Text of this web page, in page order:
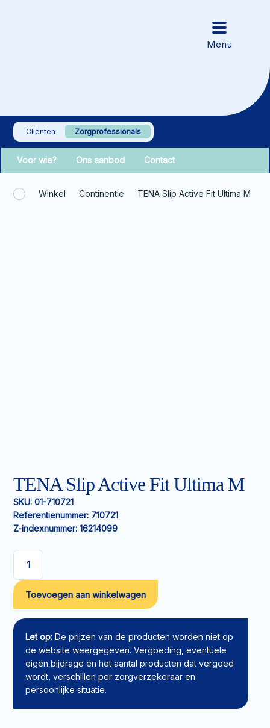
Cliënten Zorgprofessionals
Voor wie? Ons aanbod Contact
Winkel Continentie TENA Slip Active Fit Ultima M
TENA Slip Active Fit Ultima M
SKU: 01-710721
Referentienummer: 710721
Z-indexnummer: 16214099
TENA
Slip
Active
Fit
Ultima
aantal
Toevoegen aan winkelwagen
Let op: De prijzen van de producten worden niet op
de website weergegeven. Vergoeding, eventuele
eigen bijdrage en het aantal producten dat vergoed
wordt, verschillen per zorgverzekeraar en
persoonlijke situatie.